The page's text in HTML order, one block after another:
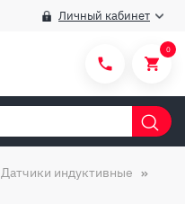
Личный кабинет
0
Датчики индуктивные